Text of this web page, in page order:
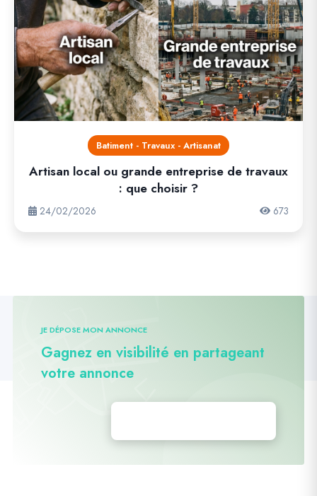
Batiment - Travaux - Artisanat
Artisan local ou grande entreprise de travaux
: que choisir ?
24/02/2026 673
JE DÉPOSE MON ANNONCE
Gagnez en visibilité en partageant
votre annonce